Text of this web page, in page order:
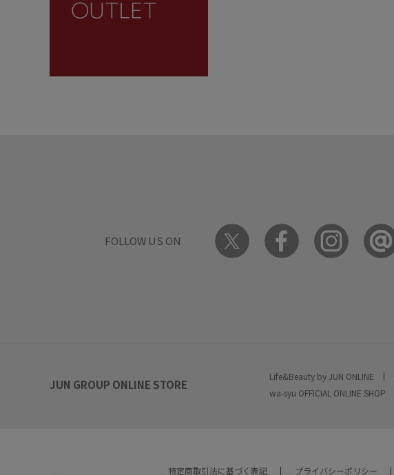
FOLLOW US ON
JUN GROUP ONLINE STORE
Life&Beauty by JUN ONLINE
wa-syu OFFICIAL ONLINE SHOP
特定商取引法に基づく表記 プライバシーポリシー